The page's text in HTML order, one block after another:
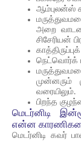
ஆம்புலன்ஸ்
அறை
சிசேரியன்
நெட்வொர்க்
முன்னரும்
வரையிலும்.
பிறந்த
மெடர்னிடி
என்ன
மெடர்னிடி கவர்